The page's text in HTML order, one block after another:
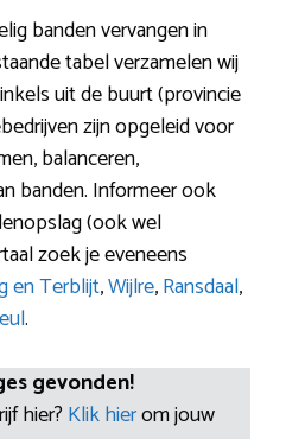
banden vervangen in
tabel verzamelen wij
uit de buurt (provincie
zijn opgeleid voor
balanceren,
banden. Informeer ook
(ook wel
zoek je eveneens
en Terblijt,Wijlre,Ransdaal,
.
gevonden!
hier? Klik hierom jouw